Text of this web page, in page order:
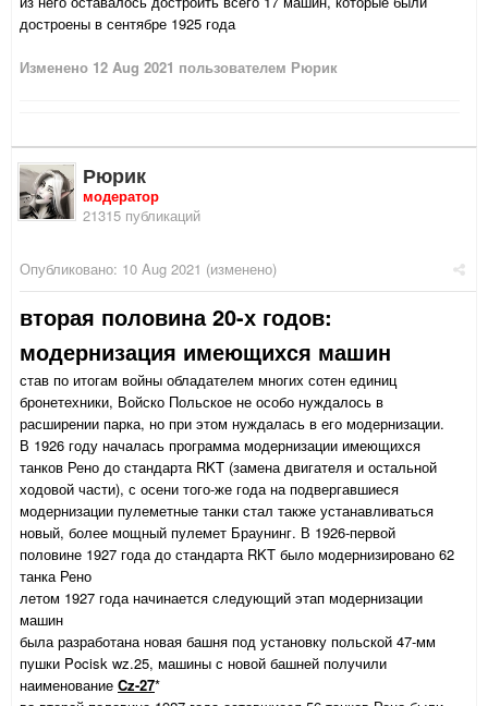
достроены в сентябре 1925 года
Изменено 12 Aug 2021 пользователем Рюрик
Рюрик
модератор
21315 публикаций
Опубликовано: 10 Aug 2021 (изменено)
вторая половина 20-х годов:
модернизация имеющихся машин
став по итогам войны обладателем многих сотен единиц
бронетехники, Войско Польское не особо нуждалось в
расширении парка, но при этом нуждалась в его модернизации.
В 1926 году началась программа модернизации имеющихся
танков Рено до стандарта RKT (замена двигателя и остальной
ходовой части), с осени того-же года на подвергавшиеся
модернизации пулеметные танки стал также устанавливаться
новый, более мощный пулемет Браунинг. В 1926-первой
половине 1927 года до стандарта RKT было модернизировано 62
танка Рено
летом 1927 года начинается следующий этап модернизации
машин
была разработана новая башня под установку польской 47-мм
пушки Pocisk wz.25, машины с новой башней получили
наименование Cz-27*